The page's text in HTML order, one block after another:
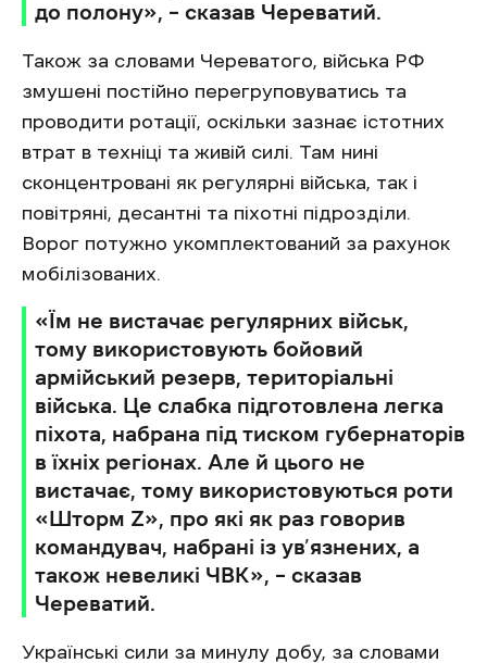
до полону», – сказав Череватий.
Також за словами Череватого, війська РФ
змушені постійно перегруповуватись та
проводити ротації, оскільки зазнає істотних
втрат в техніці та живій силі. Там нині
сконцентровані як регулярні війська, так і
повітряні, десантні та піхотні підрозділи.
Ворог потужно укомплектований за рахунок
мобілізованих.
«Їм не вистачає регулярних військ,
тому використовують бойовий
армійський резерв, територіальні
війська. Це слабка підготовлена легка
піхота, набрана під тиском губернаторів
в їхніх регіонах. Але й цього не
вистачає, тому використовуються роти
«Шторм Z», про які як раз говорив
командувач, набрані із ув’язнених, а
також невеликі ЧВК», – сказав
Череватий.
Українські сили за минулу добу, за словами